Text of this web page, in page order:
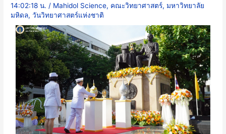
14:02:18 น. / Mahidol Science, คณะวิทยาศาสตร์,มหาวิทยาลัย
มหิดล,วันวิทยาศาสตร์แห่งชาติ